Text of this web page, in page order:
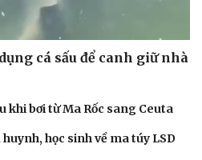
cá sấu để canh giữ nhà
khi bơi từ Ma Rốc sang Ceuta
học sinh về ma túy LSD